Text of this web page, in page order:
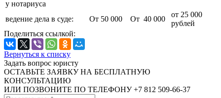
у нотариуса
ведение дела в суде: От 50 000 От 40 000
от 25 000
рублей
Поделиться ссылкой:
Вернуться к списку
Задать вопрос юристу
ОСТАВЬТЕ ЗАЯВКУ НА БЕСПЛАТНУЮ
КОНСУЛЬТАЦИЮ
ИЛИ ПОЗВОНИТЕ ПО ТЕЛЕФОНУ +7 812 509-66-37